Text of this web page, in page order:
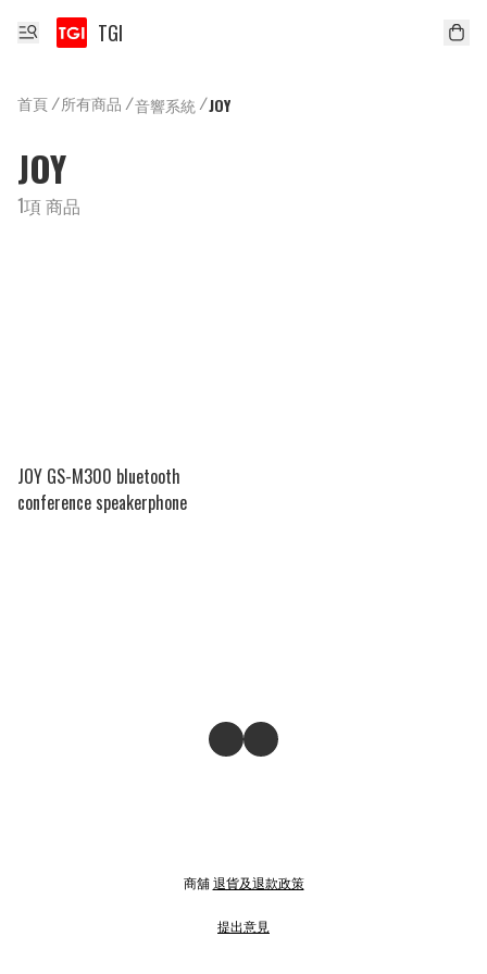
TGI
首頁/所有商品 /音響系統/JOY
JOY
1項 商品
JOY GS-M300 bluetooth
conference speakerphone
商舖退貨及退款政策
提出意見